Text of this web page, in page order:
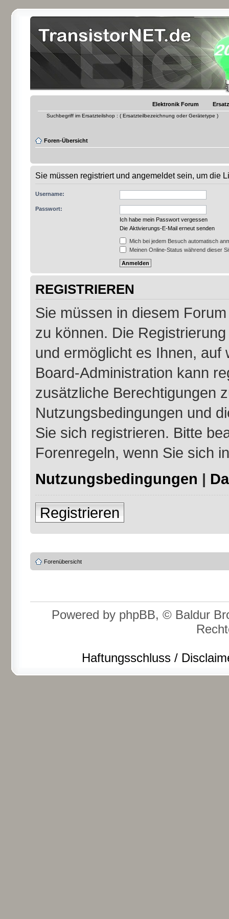
Elektronik Forum
Suchbegriff im Ersatzteilshop : ( Ersatzteilbezeichnung oder Gerätetype )
Foren-Übersicht
Sie müssen registriert und angemeldet sein, um die
Username:
Passwort:
Ich habe mein Passwort vergessen
Die Aktivierungs-E-Mail erneut senden
Mich bei jedem Besuch automatisch
Meinen Online-Status während dieser
REGISTRIEREN
Sie müssen in diesem
zu können. Die
und ermöglicht es Ihnen,
Board-Administration kann
zusätzliche Berechtigungen
Nutzungsbedingungen und
Sie sich registrieren. Bitte
Forenregeln, wenn Sie sich
Nutzungsbedingungen |
Registrieren
Forenübersicht
Powered by phpBB, © Baldur
Haftungsschluss /